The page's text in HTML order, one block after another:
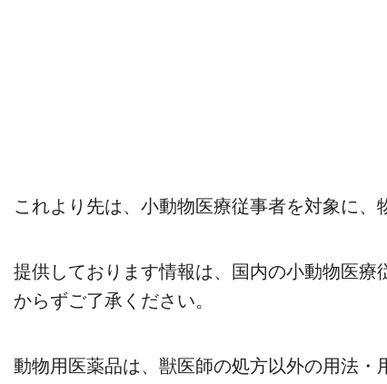
これより先は、小動物医療従事者を対象に
提供しております情報は、国内の小動物医
からずご了承ください。
動物用医薬品は、獣医師の処方以外の用法